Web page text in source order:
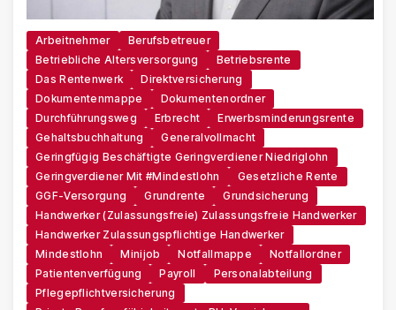
Arbeitnehmer
Berufsbetreuer
Betriebliche Altersversorgung
Betriebsrente
Das Rentenwerk
Direktversicherung
Dokumentenmappe
Dokumentenordner
Durchführungsweg
Erbrecht
Erwerbsminderungsrente
Gehaltsbuchhaltung
Generalvollmacht
Geringfügig Beschäftigte Geringverdiener Niedriglohn
Geringverdiener Mit #Mindestlohn
Gesetzliche Rente
GGF-Versorgung
Grundrente
Grundsicherung
Handwerker (zulassungsfreie) Zulassungsfreie Handwerker
Handwerker Zulassungspflichtige Handwerker
Mindestlohn
Minijob Notfallmappe
Notfallordner
Patientenverfügung
Payroll
Personalabteilung
Pflegepflichtversicherung